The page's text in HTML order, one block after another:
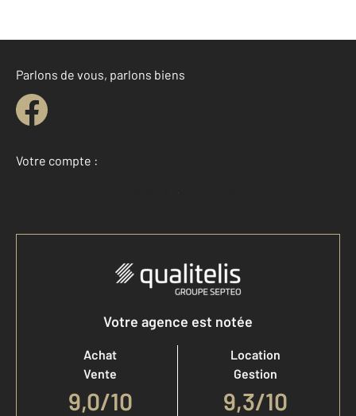
Parlons de vous, parlons biens
Votre compte :
Accéder à mon compte
Votre agence est notée
Achat
Vente
9,0/10
Location
Gestion
9,3/10